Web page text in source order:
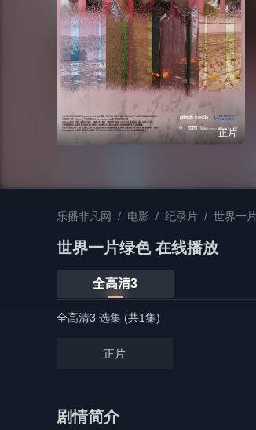
正片
乐播非凡网 / 电影 / 纪录片 / 世界一
世界一片绿色 在线播放
全高清3
全高清3 选集 (共1集)
正片
剧情简介